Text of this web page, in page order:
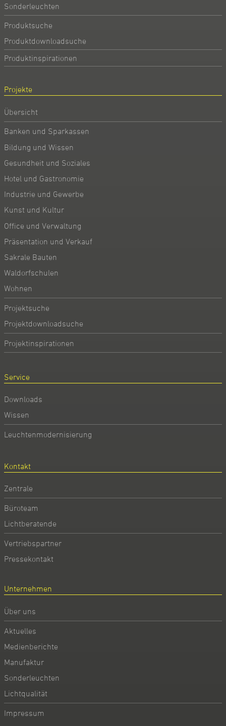
Sonderleuchten
Produktsuche
Produktdownloadsuche
Produktinspirationen
Projekte
Übersicht
Banken und Sparkassen
Bildung und Wissen
Gesundheit und Soziales
Hotel und Gastronomie
Industrie und Gewerbe
Kunst und Kultur
Office und Verwaltung
Präsentation und Verkauf
Sakrale Bauten
Waldorfschulen
Wohnen
Projektsuche
Projektdownloadsuche
Projektinspirationen
Service
Downloads
Wissen
Leuchtenmodernisierung
Kontakt
Zentrale
Büroteam
Lichtberatende
Vertriebspartner
Pressekontakt
Unternehmen
Über uns
Aktuelles
Medienberichte
Manufaktur
Sonderleuchten
Lichtqualität
Impressum